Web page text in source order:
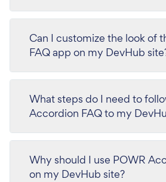
Can I customize the look of
FAQ app on my DevHub
What steps do I need to
Accordion FAQ to my
Why should I use POWR
on my DevHub site?